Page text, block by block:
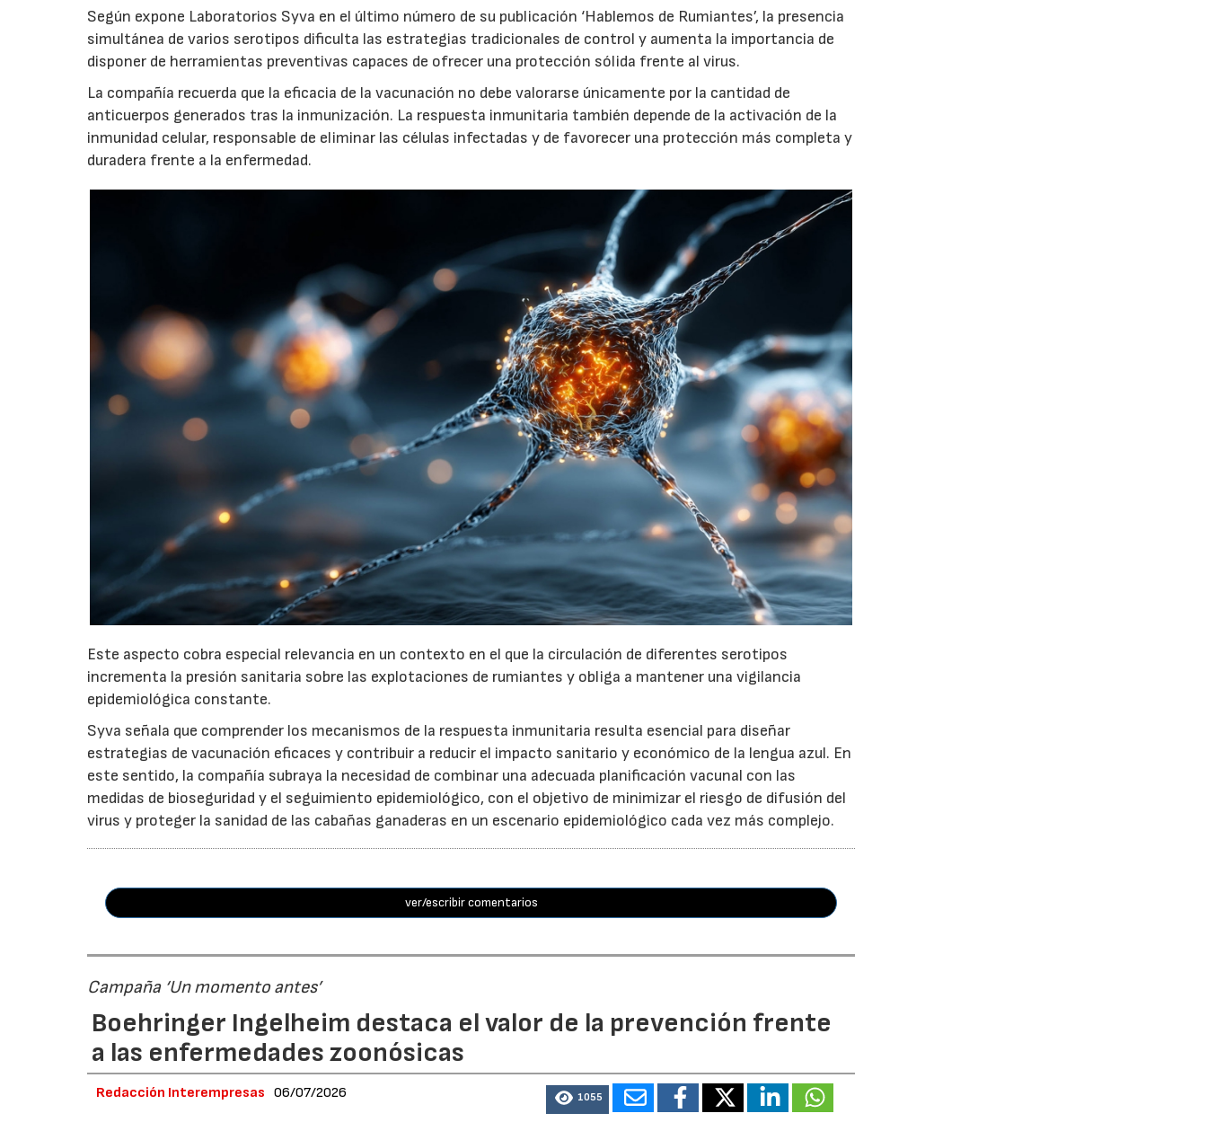
Según expone Laboratorios Syva en el último número de su publicación ‘Hablemos de Rumiantes’, la presencia
simultánea de varios serotipos dificulta las estrategias tradicionales de control y aumenta la importancia de
disponer de herramientas preventivas capaces de ofrecer una protección sólida frente al virus.
La compañía recuerda que la eficacia de la vacunación no debe valorarse únicamente por la cantidad de
anticuerpos generados tras la inmunización. La respuesta inmunitaria también depende de la activación de la
inmunidad celular, responsable de eliminar las células infectadas y de favorecer una protección más completa y
duradera frente a la enfermedad.
Este aspecto cobra especial relevancia en un contexto en el que la circulación de diferentes serotipos
incrementa la presión sanitaria sobre las explotaciones de rumiantes y obliga a mantener una vigilancia
epidemiológica constante.
Syva señala que comprender los mecanismos de la respuesta inmunitaria resulta esencial para diseñar
estrategias de vacunación eficaces y contribuir a reducir el impacto sanitario y económico de la lengua azul. En
este sentido, la compañía subraya la necesidad de combinar una adecuada planificación vacunal con las
medidas de bioseguridad y el seguimiento epidemiológico, con el objetivo de minimizar el riesgo de difusión del
virus y proteger la sanidad de las cabañas ganaderas en un escenario epidemiológico cada vez más complejo.
ver/escribir comentarios
Campaña ‘Un momento antes’
Boehringer Ingelheim destaca el valor de la prevención frente
a las enfermedades zoonósicas
Redacción Interempresas 06/07/2026 1055